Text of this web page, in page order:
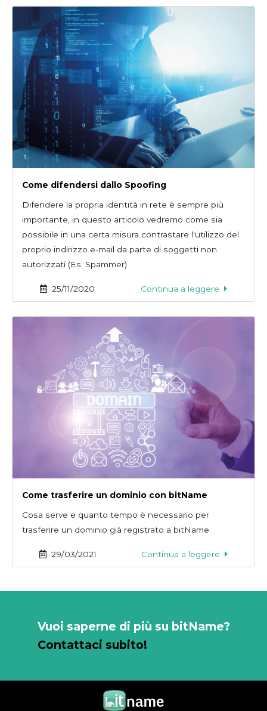
Come difendersi dallo Spoofing
Difendere la propria identità in rete è sempre più
importante, in questo articolo vedremo come sia
possibile in una certa misura contrastare l'utilizzo del
proprio indirizzo e-mail da parte di soggetti non
autorizzati (Es. Spammer)
25/11/2020 Continua a leggere
Come trasferire un dominio con bitName
Cosa serve e quanto tempo è necessario per
trasferire un dominio già registrato a bitName
29/03/2021 Continua a leggere
Vuoi saperne di più su bitName?
Contattaci subito!